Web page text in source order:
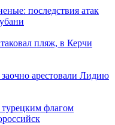
последствия атак
пляж, в Керчи
арестовали Лидию
флагом